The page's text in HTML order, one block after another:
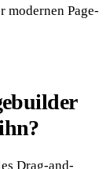
modernen Page-
Drag-and-